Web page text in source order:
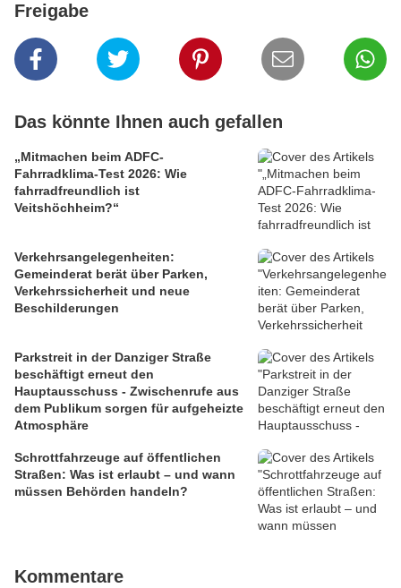
Freigabe
Das könnte Ihnen auch gefallen
„Mitmachen beim ADFC-
Fahrradklima-Test 2026: Wie
fahrradfreundlich ist
Veitshöchheim?“
Verkehrsangelegenheiten:
Gemeinderat berät über Parken,
Verkehrssicherheit und neue
Beschilderungen
Parkstreit in der Danziger Straße
beschäftigt erneut den
Hauptausschuss - Zwischenrufe aus
dem Publikum sorgen für aufgeheizte
Atmosphäre
Schrottfahrzeuge auf öffentlichen
Straßen: Was ist erlaubt – und wann
müssen Behörden handeln?
Kommentare